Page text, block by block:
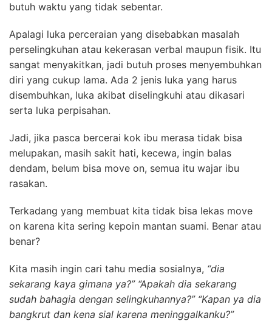
butuh waktu yang tidak sebentar.
Apalagi luka perceraian yang disebabkan masalah
perselingkuhan atau kekerasan verbal maupun fisik. Itu
sangat menyakitkan, jadi butuh proses menyembuhkan
diri yang cukup lama. Ada 2 jenis luka yang harus
disembuhkan, luka akibat diselingkuhi atau dikasari
serta luka perpisahan.
Jadi, jika pasca bercerai kok ibu merasa tidak bisa
melupakan, masih sakit hati, kecewa, ingin balas
dendam, belum bisa move on, semua itu wajar ibu
rasakan.
Terkadang yang membuat kita tidak bisa lekas move
on karena kita sering kepoin mantan suami. Benar atau
benar?
Kita masih ingin cari tahu media sosialnya, “dia
sekarang kaya gimana ya?” “Apakah dia sekarang
sudah bahagia dengan selingkuhannya?” “Kapan ya dia
bangkrut dan kena sial karena meninggalkanku?”